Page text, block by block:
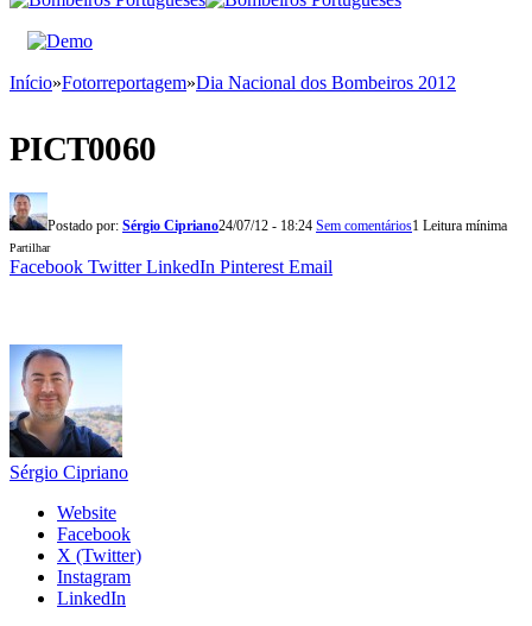
Início»Fotorreportagem»Dia Nacional dos Bombeiros 2012
PICT0060
Postado por: Sérgio Cipriano24/07/12 - 18:24 Sem comentários1 Leitura mínima
Partilhar
Facebook Twitter LinkedIn Pinterest Email
Sérgio Cipriano
Website
Facebook
X (Twitter)
Instagram
LinkedIn